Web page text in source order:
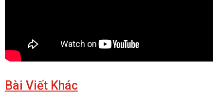
Bài Viết Khác